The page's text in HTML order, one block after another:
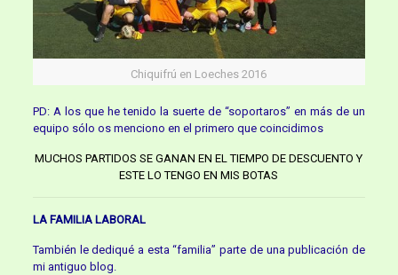
Chiquifrú en Loeches 2016
PD: A los que he tenido la suerte de “soportaros” en más de un
equipo sólo os menciono en el primero que coincidimos
MUCHOS PARTIDOS SE GANAN EN EL TIEMPO DE DESCUENTO Y
ESTE LO TENGO EN MIS BOTAS
LA FAMILIA LABORAL
También le dediqué a esta “familia” parte de una publicación de
mi antiguo blog.